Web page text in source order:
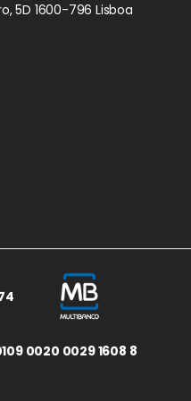
5D 1600-796 Lisboa
0020 0029 1608 8